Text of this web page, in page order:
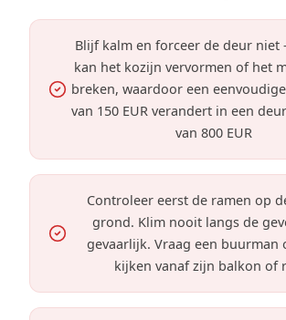
Blijf kalm en forceer de deur
kan het kozijn vervormen of het
breken, waardoor een
van 150 EUR verandert in een
van 800 EUR
Controleer eerst de ramen op
grond. Klim nooit langs de
gevaarlijk. Vraag een buurman
kijken vanaf zijn balkon of